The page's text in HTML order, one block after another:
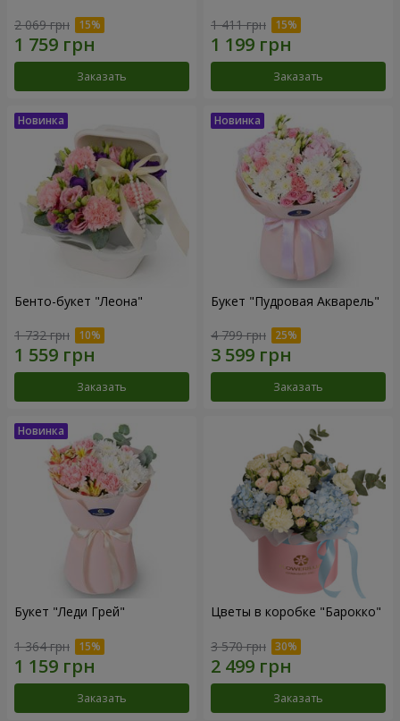
2 069 грн
Заказать
1 411 грн
Заказать
Бенто-букет "Леона"
1 732 грн
Заказать
Букет "Пудровая Акварель"
4 799 грн
Заказать
Букет "Леди Грей"
1 364 грн
Заказать
Цветы в коробке "Барокко"
3 570 грн
Заказать